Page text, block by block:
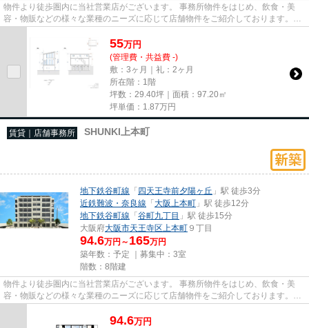
物件より徒歩圏内に当社営業店がございます。 事務所物件をはじめ、飲食・美
容・物販などの様々な業種のニーズに応じて店舗物件をご紹介しております。
尚、弊社ではおとり広告は一切...
55万円
(管理費・共益費 -)
敷：3ヶ月｜礼：2ヶ月
所在階：1階
坪数：29.40坪｜面積：97.20㎡
坪単価： 1.87万円
賃貸｜店舗事務所 SHUNKI上本町
地下鉄谷町線 「四天王寺前夕陽ヶ丘 」駅 徒歩3分
近鉄難波・奈良線 「大阪上本町 」駅 徒歩12分
地下鉄谷町線 「谷町九丁目 」駅 徒歩15分
大阪府大阪市天王寺区 上本町 ９丁目
94.6万円～ 165万円
築年数：予定 ｜募集中： 3室
階数：8階建
物件より徒歩圏内に当社営業店がございます。 事務所物件をはじめ、飲食・美
容・物販などの様々な業種のニーズに応じて店舗物件をご紹介しております。
尚、弊社ではおとり広告は一切...
94.6万円